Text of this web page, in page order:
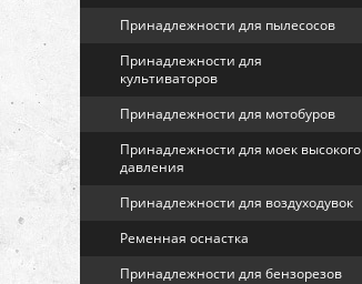
Принадлежности для пылесосов
Принадлежности для
культиваторов
Принадлежности для мотобуров
Принадлежности для моек высокого
давления
Принадлежности для воздуходувок
Ременная оснастка
Принадлежности для бензорезов